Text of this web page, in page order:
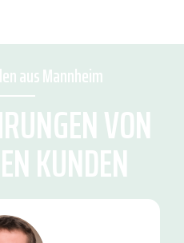
aus Mannheim
VON
KUNDEN